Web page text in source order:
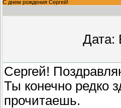
С днем рождения Сергей!
Дата:
Сергей!
Ты конечно редко
прочитаешь.